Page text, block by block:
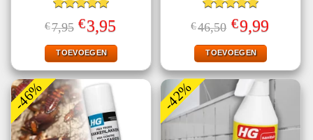
Gewaardeerd
5.00uit 5
€7,95 Oorspronkelijke
prijs
was:
€7,95.
€3,95
is:
€3,95.
TOEVOEGEN
Gewaardeerd
5.00uit 5
€46,50 Oorspronkelijke
prijs
was:
€46,50.
€9,99Huidige
prijs
TOEVOEGEN
-46% -42%